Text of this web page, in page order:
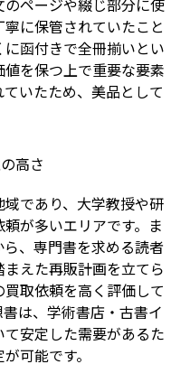
ページや綴じ部分に使
に保管されていたこと
函付きで全冊揃いとい
を保つ上で重要な要素
いたため、美品として
高さ
であり、大学教授や研
が多いエリアです。ま
、専門書を求める読者
えた再販計画を立てら
取依頼を高く評価して
は、学術書店・古書イ
安定した需要があるた
可能です。